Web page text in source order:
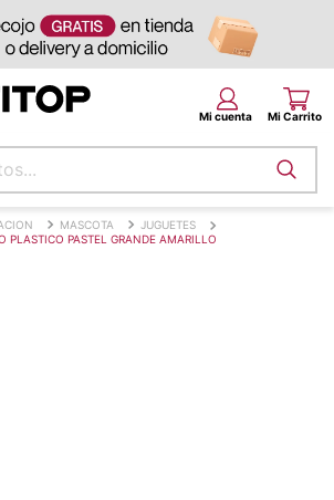
MASCOTA
JUGUETES
PLASTICO PASTEL GRANDE AMARILLO